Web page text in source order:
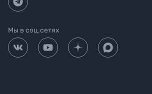
Мы в соц.сетях